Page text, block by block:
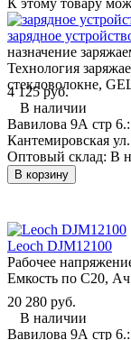
зарядное
назначение
Технология
стекловолокне,
4 125 руб.
В наличии
Вавилова 9А стр 6.:
Кантемировская
Оптовый склад: В
В корзину
Leoch DJM12100
Рабочее
Емкость по С20,
20 280 руб.
В наличии
Вавилова 9А стр 6.: